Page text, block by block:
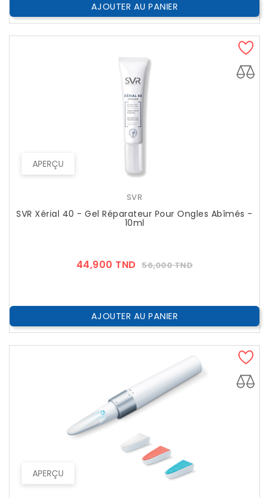
AJOUTER AU PANIER
APERÇU
SVR
SVR Xérial 40 - Gel Réparateur Pour Ongles Abîmés -
10ml
44,900 TND Prix
56,000 TNDPrix
AJOUTER AU PANIER
APERÇU